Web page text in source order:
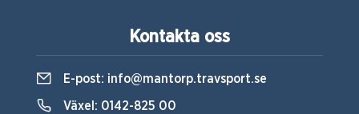
Kontakta oss
E-post: info@mantorp.travsport.se
Växel: 0142-825 00